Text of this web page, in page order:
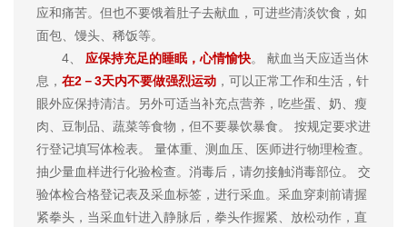
应和痛苦。但也不要饿着肚子去献血，可进些清淡饮食，如
面包、馒头、稀饭等。
4、 应保持充足的睡眠，心情愉快。 献血当天应适当休
息， 在2－3天内不要做强烈运动 ，可以正常工作和生活，针
眼外应保持清洁。另外可适当补充点营养，吃些蛋、奶、瘦
肉、豆制品、蔬菜等食物，但不要暴饮暴食。 按规定要求进
行登记填写体检表。 量体重、测血压、医师进行物理检查。
抽少量血样进行化验检查。消毒后，请勿接触消毒部位。 交
验体检合格登记表及采血标签，进行采血。采血穿刺前请握
紧拳头，当采血针进入静脉后，拳头作握紧、放松动作，直